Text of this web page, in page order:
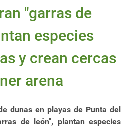
"garras de
especies
y crean cercas
arena
dunas en playas de Punta del
de león", plantan especies